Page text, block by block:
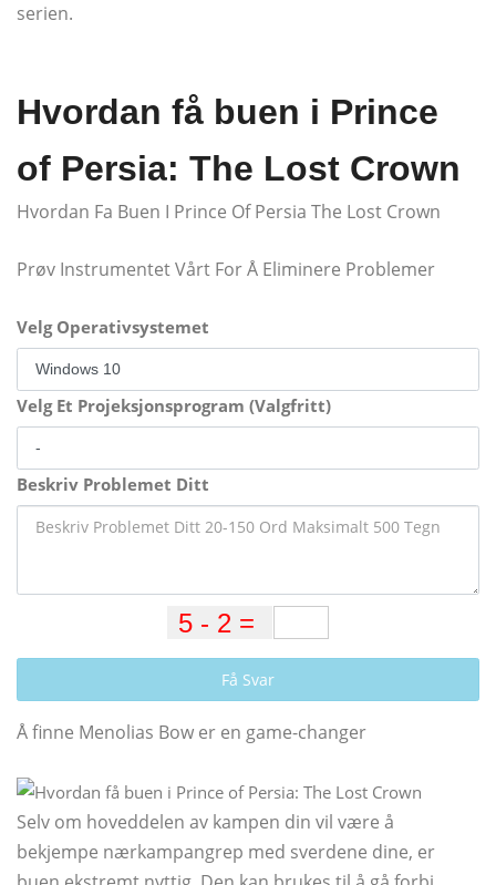
serien.
Hvordan få buen i Prince
of Persia: The Lost Crown
Hvordan Fa Buen I Prince Of Persia The Lost Crown
Prøv Instrumentet Vårt For Å Eliminere Problemer
Velg Operativsystemet
Velg Et Projeksjonsprogram (Valgfritt)
Beskriv Problemet Ditt
Få Svar
Å finne Menolias Bow er en game-changer
Selv om hoveddelen av kampen din vil være å
bekjempe nærkampangrep med sverdene dine, er